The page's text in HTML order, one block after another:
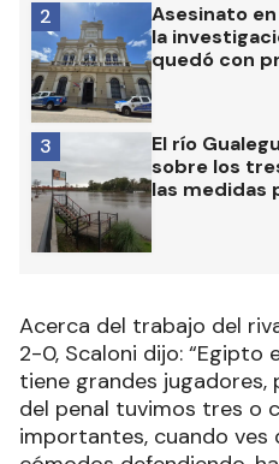
Asesinato
la
quedó con
2
El río
sobre los
las medidas
3
Acerca del trabajo del
2-0, Scaloni dijo: “Egipto
tiene grandes
del penal tuvimos tres o
importantes, cuando ves